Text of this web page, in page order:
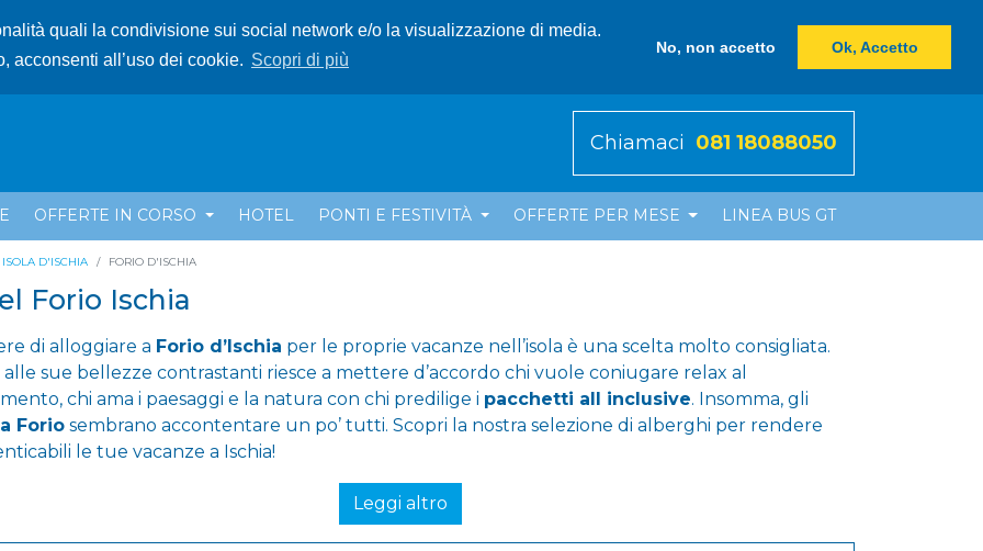
quali la condivisione sui social network e/o la visualizzazione di media.
acconsenti all’uso dei cookie. Scopri di più
No, non accetto Ok, Accetto
Chiamaci 081 18088050
OFFERTE IN CORSO HOTEL PONTI E FESTIVITÀ OFFERTE PER MESE LINEA BUS GT
ISOLA D'ISCHIA FORIO D'ISCHIA
Forio Ischia
di alloggiare a Forio d’Ischia per le proprie vacanze nell’isola è una scelta molto consigliata.
alle sue bellezze contrastanti riesce a mettere d’accordo chi vuole coniugare relax al
chi ama i paesaggi e la natura con chi predilige i pacchetti all inclusive. Insomma, gli
Forio sembrano accontentare un po’ tutti. Scopri la nostra selezione di alberghi per rendere
le tue vacanze a Ischia!
Leggi altro